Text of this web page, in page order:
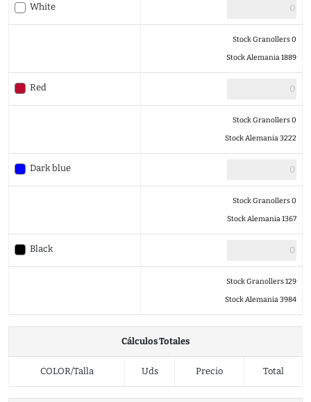
White
Stock Granollers 0
Stock Alemania 1889
Red
Stock Granollers 0
Stock Alemania 3222
Dark blue
Stock Granollers 0
Stock Alemania 1367
Black
Stock Granollers 129
Stock Alemania 3984
Cálculos Totales
COLOR/Talla Uds Precio Total